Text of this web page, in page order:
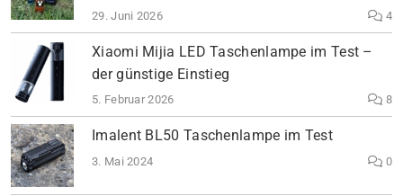
29. Juni 2026 4
Xiaomi Mijia LED Taschenlampe im Test –
der günstige Einstieg
5. Februar 2026 8
Imalent BL50 Taschenlampe im Test
3. Mai 2024 0